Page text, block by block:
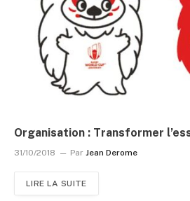
Organisation : Transformer
31/10/2018 Par Jean Derome
LIRE LA SUITE